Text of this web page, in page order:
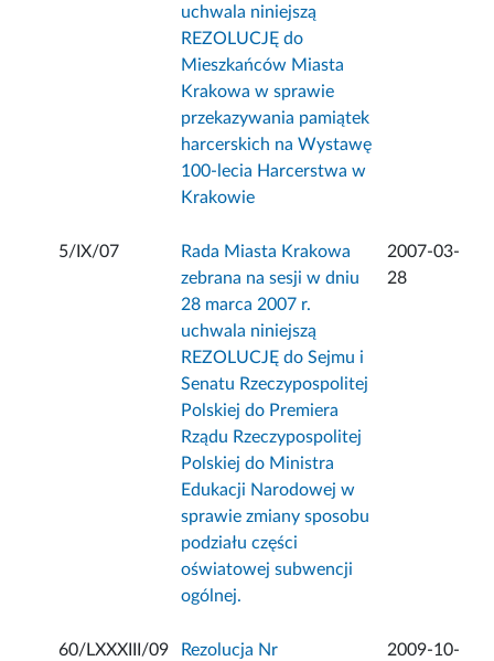
uchwala niniejszą
REZOLUCJĘ do
Mieszkańców Miasta
Krakowa w sprawie
przekazywania pamiątek
harcerskich na Wystawę
100-lecia Harcerstwa w
Krakowie
5/IX/07
Rada Miasta Krakowa
zebrana na sesji w dniu
28 marca 2007 r.
uchwala niniejszą
REZOLUCJĘ do Sejmu i
Senatu Rzeczypospolitej
Polskiej do Premiera
Rządu Rzeczypospolitej
Polskiej do Ministra
Edukacji Narodowej w
sprawie zmiany sposobu
podziału części
oświatowej subwencji
ogólnej.
2007-03-
28
60/LXXXIII/09
Rezolucja Nr
2009-10-